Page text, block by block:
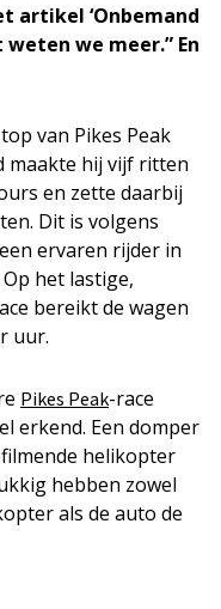
artikel ‘Onbemand
we meer.” En
van Pikes Peak
maakte hij vijf ritten
en zette daarbij
Dit is volgens
ervaren rijder in
het lastige,
bereikt de wagen
uur.
Pikes Peak-race
erkend. Een domper
helikopter
hebben zowel
als de auto de